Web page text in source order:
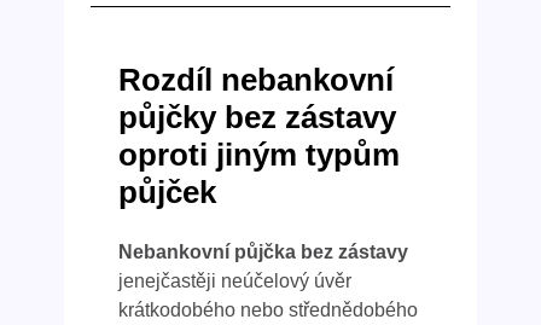
Rozdíl nebankovní
půjčky bez zástavy
oproti jiným typům
půjček
Nebankovní půjčka bez zástavy
jenejčastěji neúčelový úvěr
krátkodobého nebo střednědobého